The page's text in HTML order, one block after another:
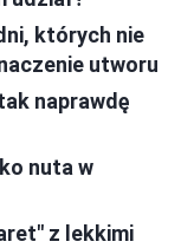
których nie
utworu
naprawdę
nuta w
z lekkimi